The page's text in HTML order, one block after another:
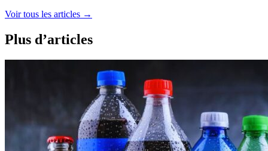
Voir tous les articles →
Plus d’articles